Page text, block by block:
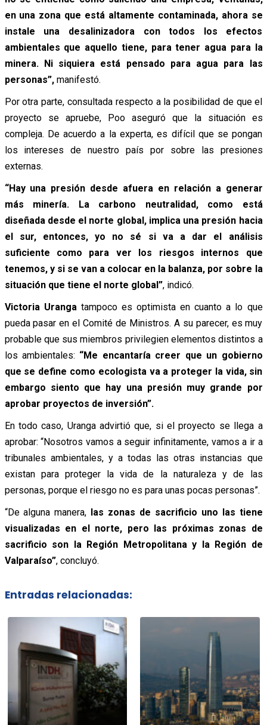
en una zona que está altamente contaminada, ahora se
instale una desalinizadora con todos los efectos
ambientales que aquello tiene, para tener agua para la
minera. Ni siquiera está pensado para agua para las
personas”,manifestó.
Por otra parte, consultada respecto a la posibilidad de que el
proyecto se apruebe, Poo aseguró que la situación es
compleja. De acuerdo a la experta, es difícil que se pongan
los intereses de nuestro país por sobre las presiones
externas.
“Hay una presión desde afuera en relación a generar
más minería. La carbono neutralidad, como está
diseñada desde el norte global, implica una presión hacia
el sur, entonces, yo no sé si va a dar el análisis
suficiente como para ver los riesgos internos que
tenemos, y si se van a colocar en la balanza, por sobre la
situación que tiene el norte global”, indicó.
Victoria Uranga tampoco es optimista en cuanto a lo que
pueda pasar en el Comité de Ministros. A su parecer, es muy
probable que sus miembros privilegien elementos distintos a
los ambientales: “Me encantaría creer que un gobierno
que se define como ecologista va a proteger la vida, sin
embargo siento que hay una presión muy grande por
aprobar proyectos de inversión”.
En todo caso, Uranga advirtió que, si el proyecto se llega a
aprobar: “Nosotros vamos a seguir infinitamente, vamos a ir a
tribunales ambientales, y a todas las otras instancias que
existan para proteger la vida de la naturaleza y de las
personas, porque el riesgo no es para unas pocas personas”.
“De alguna manera, las zonas de sacrificio uno las tiene
visualizadas en el norte, pero las próximas zonas de
sacrificio son la Región Metropolitana y la Región de
Valparaíso”, concluyó.
Entradas relacionadas: